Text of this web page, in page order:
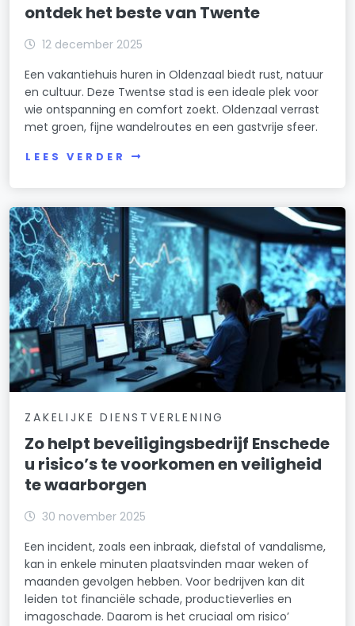
ontdek het beste van Twente
12 december 2025
Een vakantiehuis huren in Oldenzaal biedt rust, natuur
en cultuur. Deze Twentse stad is een ideale plek voor
wie ontspanning en comfort zoekt. Oldenzaal verrast
met groen, fijne wandelroutes en een gastvrije sfeer.
LEES VERDER
ZAKELIJKE DIENSTVERLENING
Zo helpt beveiligingsbedrijf Enschede
u risico’s te voorkomen en veiligheid
te waarborgen
30 november 2025
Een incident, zoals een inbraak, diefstal of vandalisme,
kan in enkele minuten plaatsvinden maar weken of
maanden gevolgen hebben. Voor bedrijven kan dit
leiden tot financiële schade, productieverlies en
imagoschade. Daarom is het cruciaal om risico’